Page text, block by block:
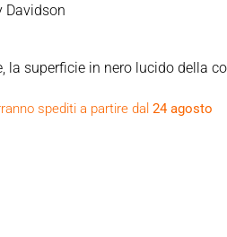
Davidson
la superficie in nero lucido della
spediti a partire dal 24 agosto